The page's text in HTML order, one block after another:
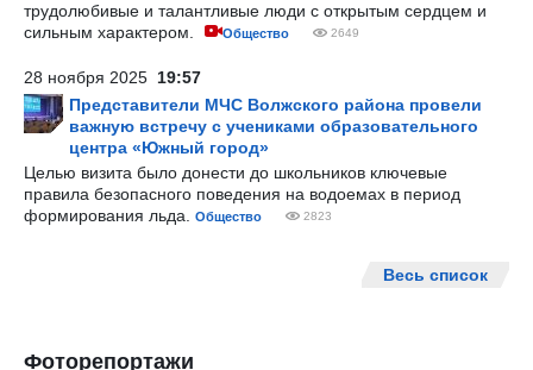
трудолюбивые и талантливые люди с открытым сердцем и
сильным характером.
Общество 2649
28 ноября 2025 19:57
Представители МЧС Волжского района провели
важную встречу с учениками образовательного
центра «Южный город»
Целью визита было донести до школьников ключевые
правила безопасного поведения на водоемах в период
формирования льда.
Общество 2823
Весь список
Фоторепортажи